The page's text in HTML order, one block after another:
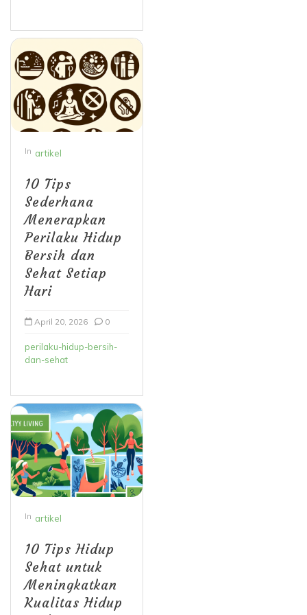
In artikel
10 Tips
Sederhana
Menerapkan
Perilaku Hidup
Bersih dan
Sehat Setiap
Hari
April 20, 2026 0
perilaku-hidup-bersih-
dan-sehat
In artikel
10 Tips Hidup
Sehat untuk
Meningkatkan
Kualitas Hidup